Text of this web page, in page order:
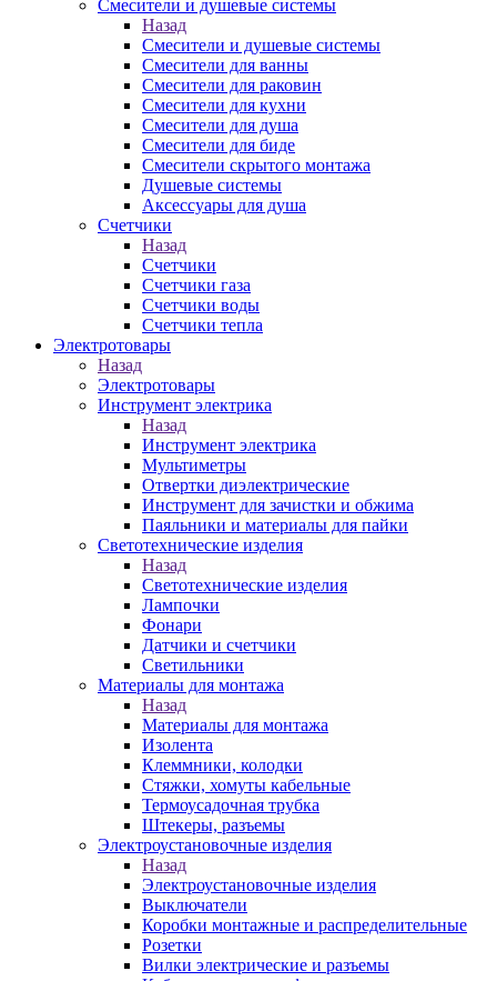
Смесители и душевые системы
Назад
Смесители и душевые системы
Смесители для ванны
Смесители для раковин
Смесители для кухни
Смесители для душа
Смесители для биде
Смесители скрытого монтажа
Душевые системы
Аксессуары для душа
Счетчики
Назад
Счетчики
Счетчики газа
Счетчики воды
Счетчики тепла
Электротовары
Назад
Электротовары
Инструмент электрика
Назад
Инструмент электрика
Мультиметры
Отвертки диэлектрические
Инструмент для зачистки и обжима
Паяльники и материалы для пайки
Светотехнические изделия
Назад
Светотехнические изделия
Лампочки
Фонари
Датчики и счетчики
Светильники
Материалы для монтажа
Назад
Материалы для монтажа
Изолента
Клеммники, колодки
Стяжки, хомуты кабельные
Термоусадочная трубка
Штекеры, разъемы
Электроустановочные изделия
Назад
Электроустановочные изделия
Выключатели
Коробки монтажные и распределительные
Розетки
Вилки электрические и разъемы